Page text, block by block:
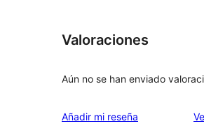
Valoraciones
Aún no se han enviado
Añadir mi reseña